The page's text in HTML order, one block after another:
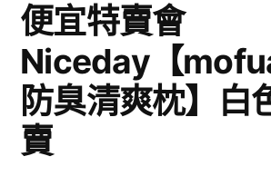
便宜特賣會
Niceday【
防臭清爽枕】白
賣